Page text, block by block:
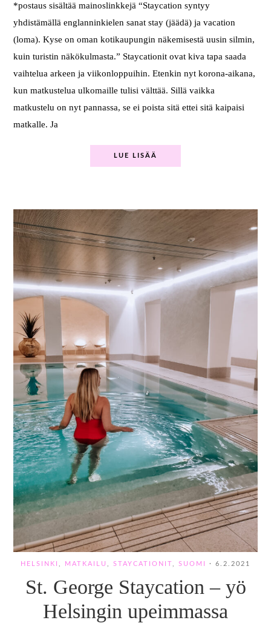
*postaus sisältää mainoslinkkejä “Staycation syntyy
yhdistämällä englanninkielen sanat stay (jäädä) ja vacation
(loma). Kyse on oman kotikaupungin näkemisestä uusin silmin,
kuin turistin näkökulmasta.” Staycationit ovat kiva tapa saada
vaihtelua arkeen ja viikonloppuihin. Etenkin nyt korona-aikana,
kun matkustelua ulkomaille tulisi välttää. Sillä vaikka
matkustelu on nyt pannassa, se ei poista sitä ettei sitä kaipaisi
matkalle. Ja
LUE LISÄÄ
HELSINKI MATKAILU STAYCATIONIT SUOMI · 6.2.2021
St. George Staycation – yö
Helsingin upeimmassa